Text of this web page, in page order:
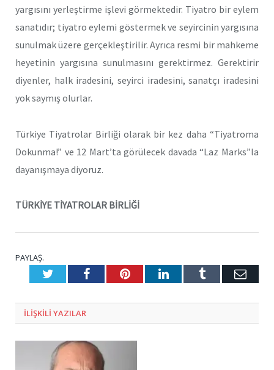
yargısını yerleştirme işlevi görmektedir. Tiyatro bir eylem
sanatıdır; tiyatro eylemi göstermek ve seyircinin yargısına
sunulmak üzere gerçekleştirilir. Ayrıca resmi bir mahkeme
heyetinin yargısına sunulmasını gerektirmez. Gerektirir
diyenler, halk iradesini, seyirci iradesini, sanatçı iradesini
yok saymış olurlar.
Türkiye Tiyatrolar Birliği olarak bir kez daha “Tiyatroma
Dokunma!” ve 12 Mart’ta görülecek davada “Laz Marks”la
dayanışmaya diyoruz.
TÜRKİYE TİYATROLAR BİRLİĞİ
PAYLAŞ.
TwitterFacebookPinterestLinkedInTumblr E-
ILIŞKILI YAZILAR